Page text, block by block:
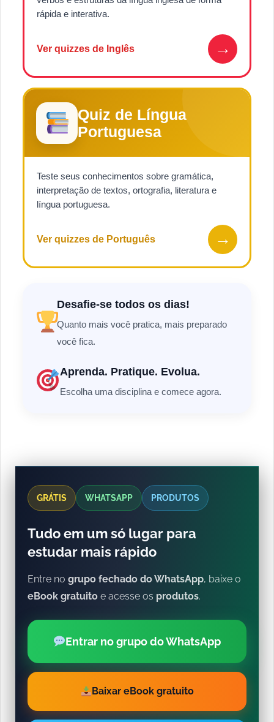
rápida e interativa.
Ver quizzes de Inglês →
Quiz de Língua
Portuguesa
Teste seus conhecimentos sobre gramática,
interpretação de textos, ortografia, literatura e
língua portuguesa.
Ver quizzes de Português →
Desafie-se todos os dias!
Quanto mais você pratica, mais preparado
você fica.
Aprenda. Pratique. Evolua.
Escolha uma disciplina e comece agora.
GRÁTIS WHATSAPP PRODUTOS
Tudo em um só lugar para
estudar mais rápido
Entre no grupo fechado do WhatsApp, baixe o
eBook gratuito e acesse os produtos.
Entrar no grupo do WhatsApp
Baixar eBook gratuito